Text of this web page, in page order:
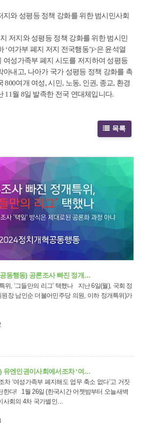
지와 성평등 정책 강화를 위한 범시민사회
저지와 성평등 정책 강화를 위한 범시민
‘여가부 폐지 저지 전국행동’)>은 윤석열
여성가족부 폐지 시도를 저지하여 성평등
아내고, 나아가 국가 성평등 정책 강화를 촉
800여개 여성, 시민, 노동, 인권, 종교, 환경
11월 8일 발족한 전국 연대체입니다.
목록
동행동) 공론조사 빠진 정개…
장 남인순 더불어민주당 의원, 이하 정개특위)가
유엔인권이사회에서조차 ‘여…
‘여성가족부 폐지해도 업무 축소 없다’고 거짓
부터 오늘새벽
사회의 4차 국가별인…